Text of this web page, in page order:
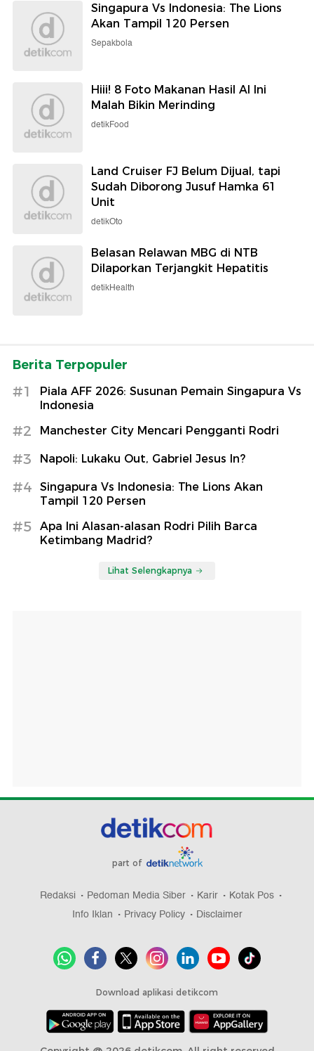
Singapura Vs Indonesia: The Lions
Akan Tampil 120 Persen
Sepakbola
Hiii! 8 Foto Makanan Hasil AI Ini
Malah Bikin Merinding
detikFood
Land Cruiser FJ Belum Dijual, tapi
Sudah Diborong Jusuf Hamka 61
Unit
detikOto
Belasan Relawan MBG di NTB
Dilaporkan Terjangkit Hepatitis
detikHealth
Berita Terpopuler
#1
Piala AFF 2026: Susunan Pemain Singapura Vs
Indonesia
#2 Manchester City Mencari Pengganti Rodri
#3 Napoli: Lukaku Out, Gabriel Jesus In?
#4
Singapura Vs Indonesia: The Lions Akan
Tampil 120 Persen
#5
Apa Ini Alasan-alasan Rodri Pilih Barca
Ketimbang Madrid?
Lihat Selengkapnya
part of
Redaksi Pedoman Media Siber Karir
Kotak Pos
Info Iklan
Privacy Policy Disclaimer
Download aplikasi detikcom